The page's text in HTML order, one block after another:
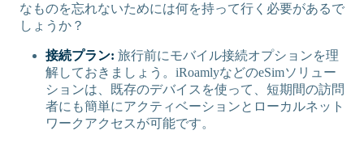
なものを忘れないためには何を持って行く必要があるで
しょうか？
接続プラン: 旅行前にモバイル接続オプションを理
解しておきましょう。iRoamlyなどのeSimソリュー
ションは、既存のデバイスを使って、短期間の訪問
者にも簡単にアクティベーションとローカルネット
ワークアクセスが可能です。